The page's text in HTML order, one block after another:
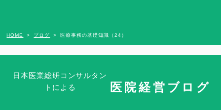
日本医業総研コンサルタン
トによる
医院経営ブログ
HOME ブログ 医療事務の基礎知識（24）
医療事務の基礎知識（24）